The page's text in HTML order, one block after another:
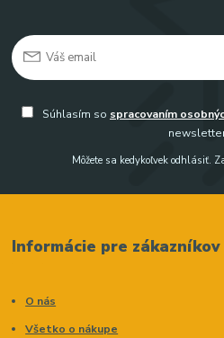
Súhlasím so spracovaním
Môžete sa kedykoľvek odhlásiť.
Informácie pre zákazníkov
O nás
Všetko o nákupe